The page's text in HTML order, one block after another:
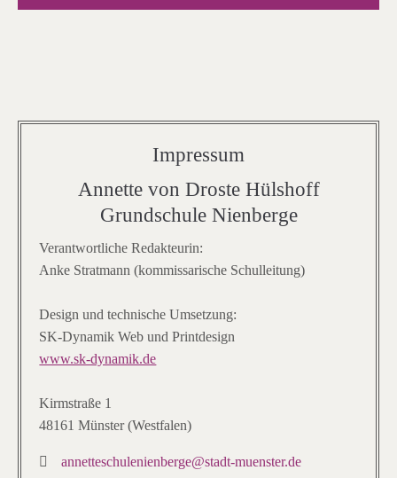
Impressum
Annette von Droste Hülshoff
Grundschule Nienberge
Verantwortliche Redakteurin:
Anke Stratmann (kommissarische Schulleitung)
Design und technische Umsetzung:
SK-Dynamik Web und Printdesign
www.sk-dynamik.de
Kirmstraße 1
48161 Münster (Westfalen)
annetteschulenienberge@stadt-muenster.de